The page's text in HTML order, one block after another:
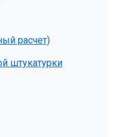
расчет)
штукатурки